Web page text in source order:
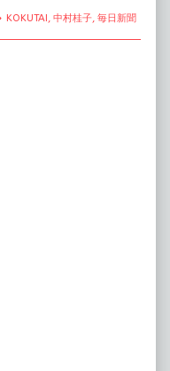
Tags
KOKUTAI, 中村桂子, 毎日新聞